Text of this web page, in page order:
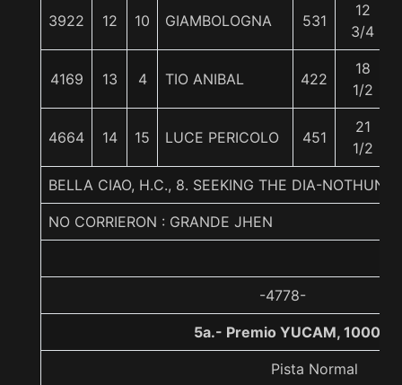
3922 12 10 GIAMBOLOGNA 531
12
3/4
4169 13 4 TIO ANIBAL 422
18
1/2
4664 14 15 LUCE PERICOLO 451
21
1/2
BELLA CIAO, H.C., 8. SEEKING THE DIA-
NO CORRIERON : GRANDE JHEN
-4778-
5a.- Premio YUCAM, 1000
Pista Normal